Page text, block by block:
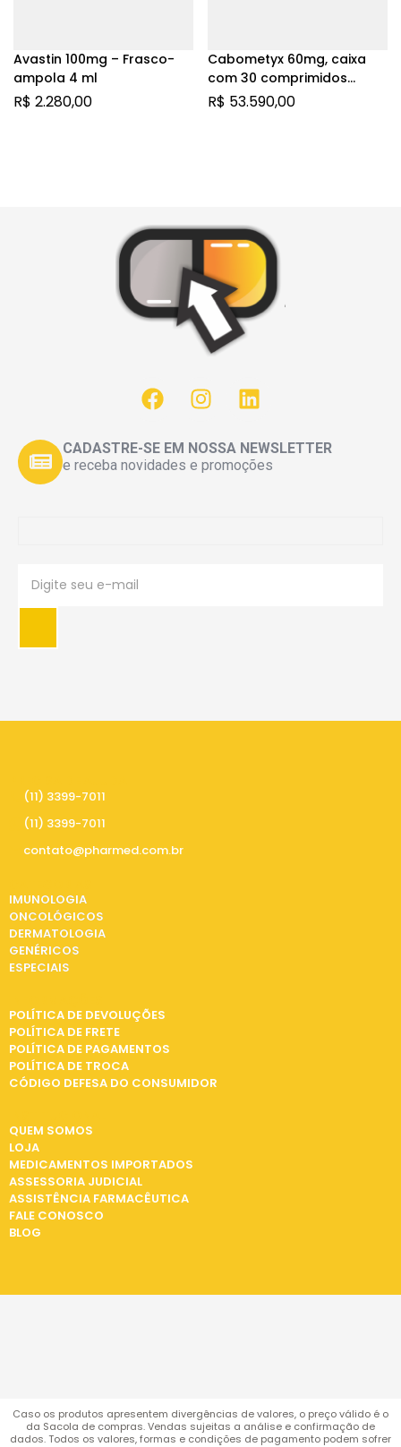
Avastin 100mg – Frasco-
ampola 4 ml
R$ 2.280,00
Cabometyx 60mg, caixa
com 30 comprimidos
revestidos | Levomalato
R$ 53.590,00
CADASTRE-SE EM NOSSA NEWSLETTER
e receba novidades e promoções
(11) 3399-7011
(11) 3399-7011
contato@pharmed.com.br
IMUNOLOGIA
ONCOLÓGICOS
DERMATOLOGIA
GENÉRICOS
ESPECIAIS
POLÍTICA DE DEVOLUÇÕES
POLÍTICA DE FRETE
POLÍTICA DE PAGAMENTOS
POLÍTICA DE TROCA
CÓDIGO DEFESA DO CONSUMIDOR
QUEM SOMOS
LOJA
MEDICAMENTOS IMPORTADOS
ASSESSORIA JUDICIAL
ASSISTÊNCIA FARMACÊUTICA
FALE CONOSCO
BLOG
Caso os produtos apresentem divergências de valores, o preço válido é o
da Sacola de compras. Vendas sujeitas a análise e confirmação de
dados. Todos os valores, formas e condições de pagamento podem sofrer